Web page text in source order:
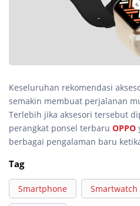
Keseluruhan rekomendasi
semakin membuat perjalanan
Terlebih jika aksesori tersebut
perangkat ponsel terbaru OPPO
berbagai pengalaman baru
Tag
Smartphone Smartwatch